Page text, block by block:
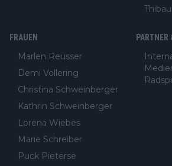
FRAUEN
Marlen Reusser
Demi Vollering
Christina Schweinberger
Kathrin Schweinberger
Lorena Wiebes
Marie Schreiber
Puck Pieterse
PARTNER